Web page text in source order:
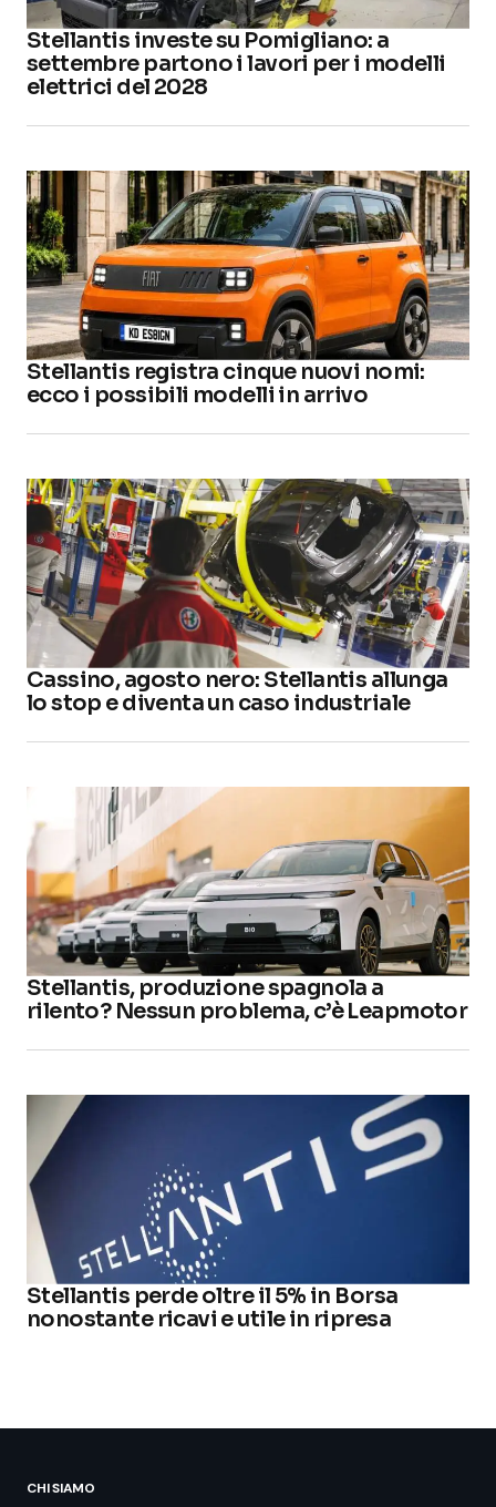
Stellantis investe su Pomigliano: a
settembre partono i lavori per i modelli
elettrici del 2028
Stellantis registra cinque nuovi nomi:
ecco i possibili modelli in arrivo
Cassino, agosto nero: Stellantis allunga
lo stop e diventa un caso industriale
Stellantis, produzione spagnola a
rilento? Nessun problema, c’è Leapmotor
Stellantis perde oltre il 5% in Borsa
nonostante ricavi e utile in ripresa
CHI SIAMO